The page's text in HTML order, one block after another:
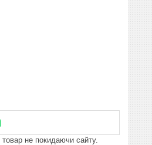
не покидаючи сайту.